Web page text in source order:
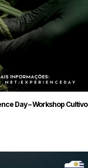
Day – Workshop Cultivo